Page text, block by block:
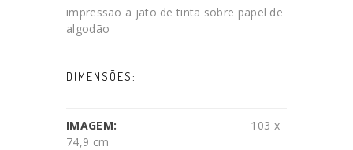
impressão a jato de tinta sobre papel de
algodão
DIMENSÕES:
IMAGEM:
103 x
74,9 cm